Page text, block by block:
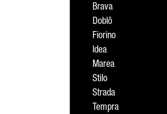
Brava
Doblô
Fiorino
Idea
Marea
Stilo
Strada
Tempra